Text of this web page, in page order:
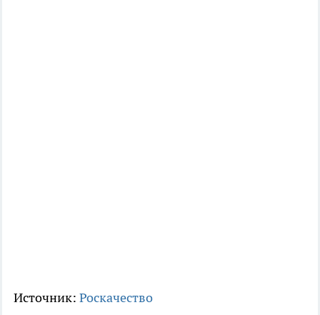
Источник: Роскачество